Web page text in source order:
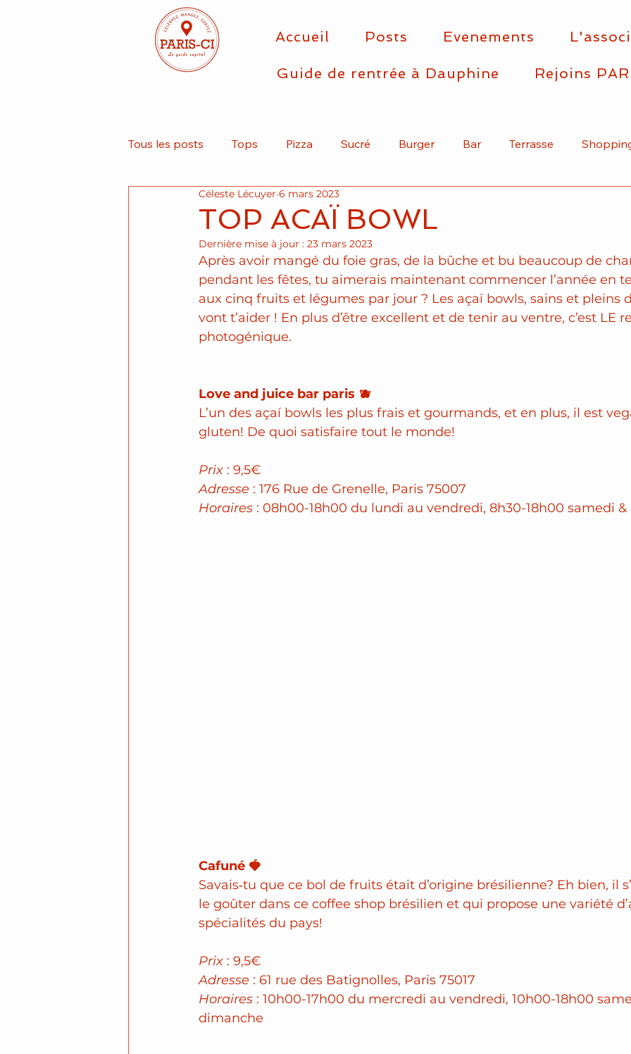
Accueil Posts Evenements
Guide de rentrée à Dauphine Rejoins
Tous les posts Tops Pizza Sucré Burger Bar Terrasse
Take Away Végétarien Asiatique
TOP ACAÏ BOWL
Céleste Lécuyer 6 mars 2023
Dernière mise à jour : 23 mars 2023
Après avoir mangé du foie gras, de la bûche et bu beaucoup de
pendant les fêtes, tu aimerais maintenant commencer l’année en
aux cinq fruits et légumes par jour ? Les açaï bowls, sains et pleins
vont t’aider ! En plus d’être excellent et de tenir au ventre, c’est LE
photogénique.
Love and juice bar paris 🫐
L’un des açaí bowls les plus frais et gourmands, et en plus, il est
gluten! De quoi satisfaire tout le monde!
Prix : 9,5€
Adresse : 176 Rue de Grenelle, Paris 75007
Horaires : 08h00-18h00 du lundi au vendredi, 8h30-18h00 samedi
Cafuné 🍓
Savais‑tu que ce bol de fruits était d’origine brésilienne? Eh bien, il
le goûter dans ce coffee shop brésilien et qui propose une variété
spécialités du pays!
Prix : 9,5€
Adresse : 61 rue des Batignolles, Paris 75017
Horaires : 10h00-17h00 du mercredi au vendredi, 10h00-18h00
dimanche